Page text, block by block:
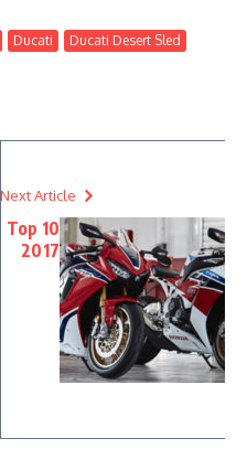
Ducati
Ducati Desert Sled
Next Article
Top 10
2017